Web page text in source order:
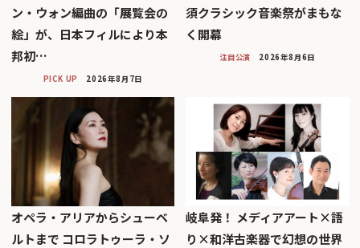
ン・ウォン編曲の「展覧会の
絵」が、日本フィルにより本
邦初…
PICK UP 2026年8月7日
須クラシック音楽祭がまもな
く開幕
注目公演 2026年8月6日
オペラ・アリアからシューベ
ルトまで コロラトゥーラ・ソ
岐阜発！ メディアアート×語
り×和洋古楽器で幻想の世界